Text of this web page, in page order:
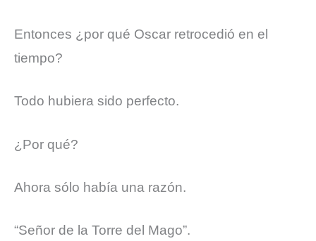
Entonces ¿por qué Oscar retrocedió en el
tiempo?
Todo hubiera sido perfecto.
¿Por qué?
Ahora sólo había una razón.
“Señor de la Torre del Mago”.